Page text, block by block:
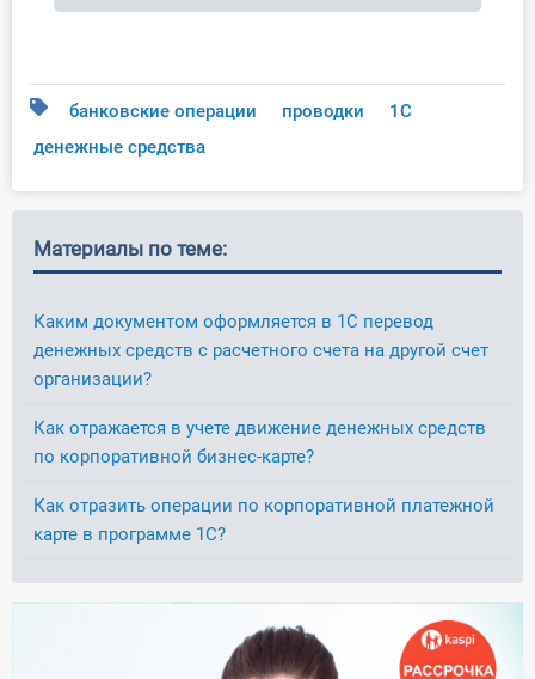
банковские операции проводки
1С
денежные средства
Материалы по теме:
Каким документом оформляется в 1С перевод
денежных средств с расчетного счета на другой счет
организации?
Как отражается в учете движение денежных средств
по корпоративной бизнес-карте?
Как отразить операции по корпоративной платежной
карте в программе 1С?